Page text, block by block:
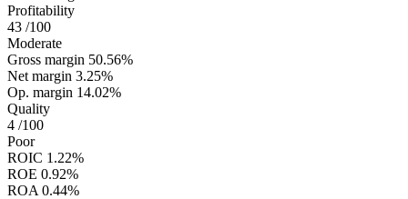
Profitability
43 /100
Moderate
Gross margin 50.56%
Net margin 3.25%
Op. margin 14.02%
Quality
4 /100
Poor
ROIC 1.22%
ROE 0.92%
ROA 0.44%